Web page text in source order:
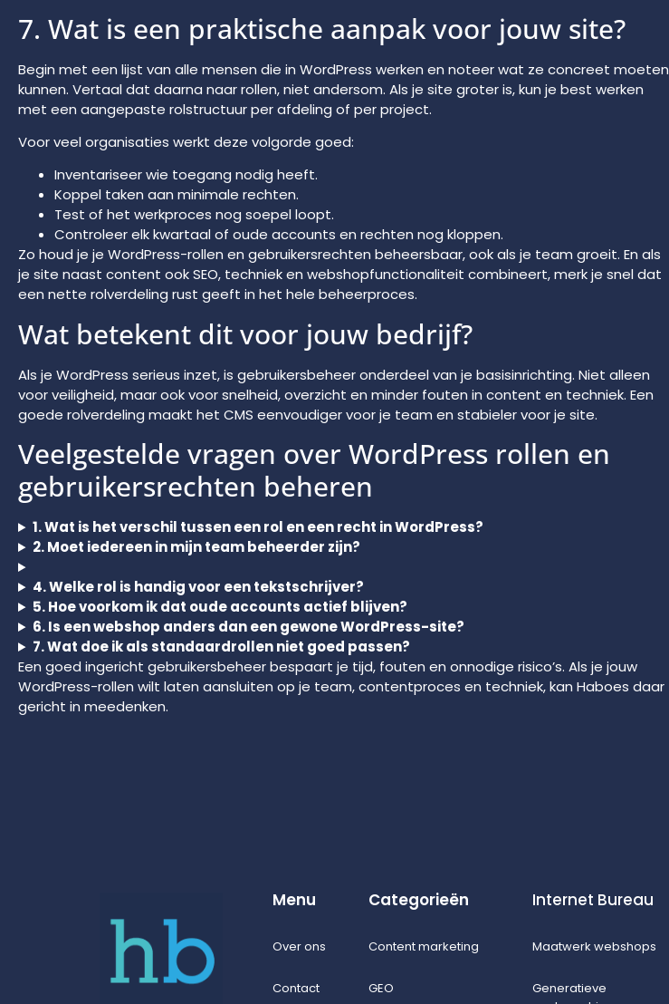
7. Wat is een praktische aanpak voor jouw site?
Begin met een lijst van alle mensen die in WordPress werken en noteer wat ze concreet moeten
kunnen. Vertaal dat daarna naar rollen, niet andersom. Als je site groter is, kun je best werken
met een aangepaste rolstructuur per afdeling of per project.
Voor veel organisaties werkt deze volgorde goed:
Inventariseer wie toegang nodig heeft.
Koppel taken aan minimale rechten.
Test of het werkproces nog soepel loopt.
Controleer elk kwartaal of oude accounts en rechten nog kloppen.
Zo houd je je WordPress-rollen en gebruikersrechten beheersbaar, ook als je team groeit. En als
je site naast content ook SEO, techniek en webshopfunctionaliteit combineert, merk je snel dat
een nette rolverdeling rust geeft in het hele beheerproces.
Wat betekent dit voor jouw bedrijf?
Als je WordPress serieus inzet, is gebruikersbeheer onderdeel van je basisinrichting. Niet alleen
voor veiligheid, maar ook voor snelheid, overzicht en minder fouten in content en techniek. Een
goede rolverdeling maakt het CMS eenvoudiger voor je team en stabieler voor je site.
Veelgestelde vragen over WordPress rollen en
gebruikersrechten beheren
1. Wat is het verschil tussen een rol en een recht in WordPress?
2. Moet iedereen in mijn team beheerder zijn?
4. Welke rol is handig voor een tekstschrijver?
5. Hoe voorkom ik dat oude accounts actief blijven?
6. Is een webshop anders dan een gewone WordPress-site?
7. Wat doe ik als standaardrollen niet goed passen?
Een goed ingericht gebruikersbeheer bespaart je tijd, fouten en onnodige risico’s. Als je jouw
WordPress-rollen wilt laten aansluiten op je team, contentproces en techniek, kan Haboes daar
gericht in meedenken.
Menu
Over ons
Contact
Categorieën
Content marketing
GEO
Internet Bureau
Maatwerk webshops
Generatieve